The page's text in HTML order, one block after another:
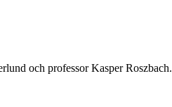
och professor Kasper Roszbach.